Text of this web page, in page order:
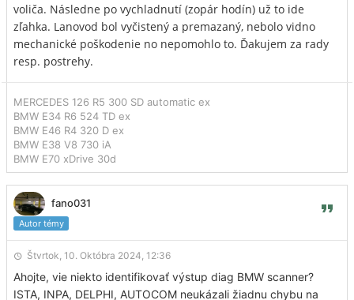
voliča. Následne po vychladnutí (zopár hodín) už to ide
zľahka. Lanovod bol vyčistený a premazaný, nebolo vidno
mechanické poškodenie no nepomohlo to. Ďakujem za rady
resp. postrehy.
MERCEDES 126 R5 300 SD automatic ex
BMW E34 R6 524 TD ex
BMW E46 R4 320 D ex
BMW E38 V8 730 iA
BMW E70 xDrive 30d
fano031
Autor témy
Štvrtok, 10. Októbra 2024, 12:36
Ahojte, vie niekto identifikovať výstup diag BMW scanner?
ISTA, INPA, DELPHI, AUTOCOM neukázali žiadnu chybu na